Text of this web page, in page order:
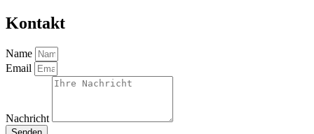
Kontakt
Name
Email
Nachricht